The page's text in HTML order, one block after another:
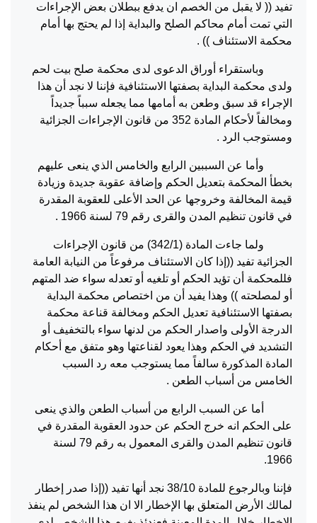
تفيد (( لا يقبل من الخصم ان يدفع ببطلان بعض الإجراءات
التي تمت أمام محاكم الصلح والبداية إذا لم يحتج بها أمام
محكمة الاستئناف )) .
وباستقراء أوراق الدعوى لدى محكمة صلح بيت لحم
ولدى محكمة البداية بصفتها الاستئنافية فإننا لا نجد أن هذا
الإجراء قد سبق وطعن به أمامها مما يجعله سبباً جديداً
ومخالفاً لأحكام المادة 352 من قانون الإجراءات الجزائية
ومستوجب الرد .
وأما عن السببين الرابع والخامس الذي ينعى عليهم
بخطأ المحكمة بتعديل الحكم وإضافة عقوبة جديدة وزيادة
قيمة المخالفة وخروجها عن الحد الأعلى للعقوبة المقدرة
في قانون تنظيم المدن والقرى رقم 79 لسنة 1966 .
ولما جاءت المادة (342/1) من قانون الإجراءات
الجزائية تفيد ((إذا كان الاستئناف مرفوعاً من النيابة العامة
فللمحكمة أن تؤيد الحكم أو تلغيه أو تعدله سواء ضد المتهم
أو لمصلحته )) وهذا يفيد أن من اختصاص محكمة البداية
بصفتها الاستئنافية تعديل الحكم ومخالفة قناعة محكمة
الدرجة الأولى واصدار الحكم من لدنها سواء بالتخفيف أو
التشديد في الحكم وهذا يعود لقناعتها وهو متفق مع أحكام
المادة المذكورة سالفاً مما يستوجب معه رد السبب
الخامس من أسباب الطعن .
أما عن السبب الرابع من أسباب الطعن والذي ينعى
على الحكم انه خرج الحكم عن حدود العقوبة المقدرة في
قانون تنظيم المدن والقرى المعمول به رقم 79 لسنة
1966.
فإننا وبالرجوع للمادة 38/10 نجد أنها تفيد ((إذا صدر إخطار
لمالك الأرض المتعلق بها الإخطار الا ان هذا الشخص لم ينفذ